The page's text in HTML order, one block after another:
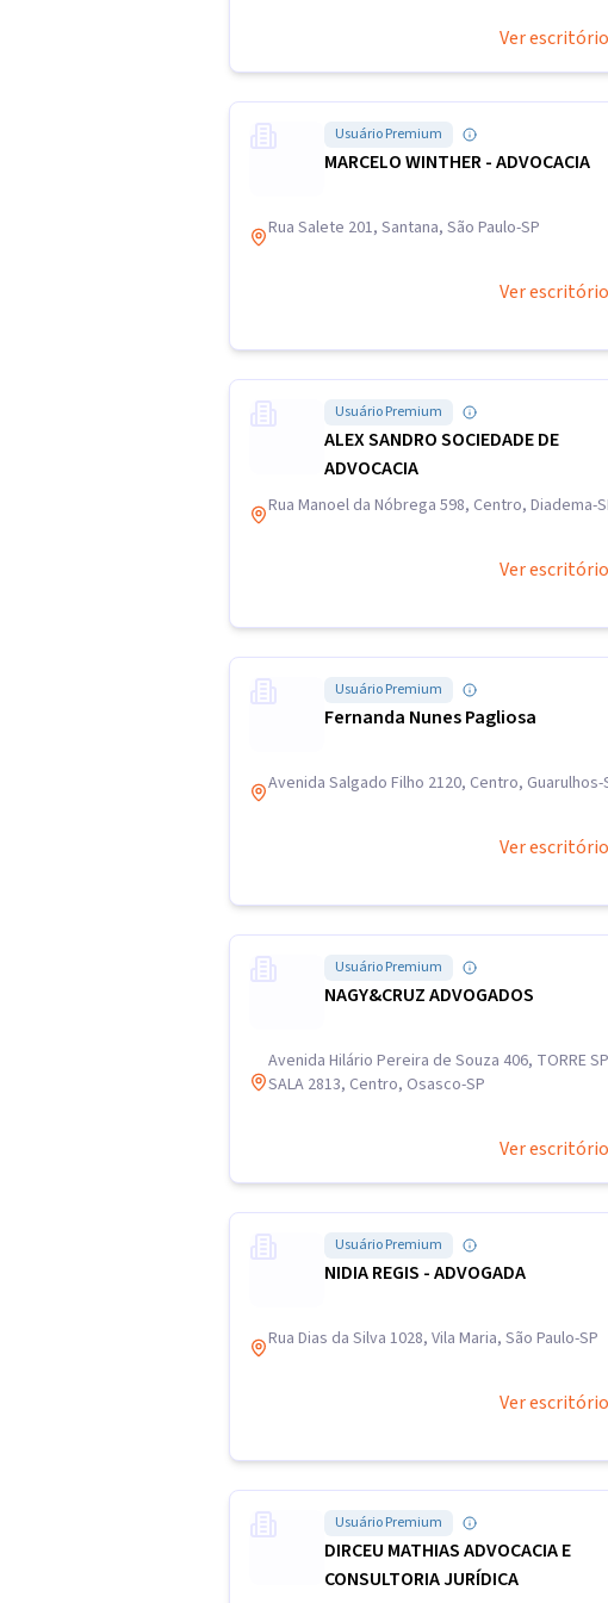
Ver escritório
Usuário Premium
MARCELO WINTHER - ADVOCACIA
Rua Salete 201, Santana, São Paulo-SP
Ver escritório
Usuário Premium
ALEX SANDRO SOCIEDADE DE
ADVOCACIA
Rua Manoel da Nóbrega 598, Centro, Diadema-
Ver escritório
Usuário Premium
Fernanda Nunes Pagliosa
Avenida Salgado Filho 2120, Centro, Guarulhos-
Ver escritório
Usuário Premium
NAGY&CRUZ ADVOGADOS
Avenida Hilário Pereira de Souza 406, TORRE SP
SALA 2813, Centro, Osasco-SP
Ver escritório
Usuário Premium
NIDIA REGIS - ADVOGADA
Rua Dias da Silva 1028, Vila Maria, São Paulo-SP
Ver escritório
Usuário Premium
DIRCEU MATHIAS ADVOCACIA E
CONSULTORIA JURÍDICA